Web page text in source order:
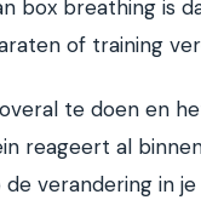
box breathing is
of training
te doen en
reageert al
verandering in je